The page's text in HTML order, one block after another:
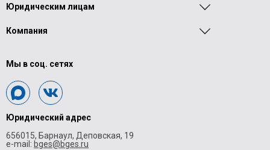
Юридическим лицам
Компания
Мы в соц. сетях
Юридический адрес
656015, Барнаул, Деповская, 19
e-mail: bges@bges.ru